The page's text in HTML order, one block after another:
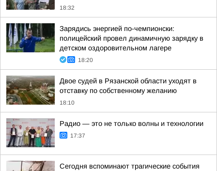
18:32
Зарядись энергией по-чемпионски:
полицейский провел динамичную зарядку в
детском оздоровительном лагере
18:20
Двое судей в Рязанской области уходят в
отставку по собственному желанию
18:10
Радио — это не только волны и технологии
17:37
Сегодня вспоминают трагические события